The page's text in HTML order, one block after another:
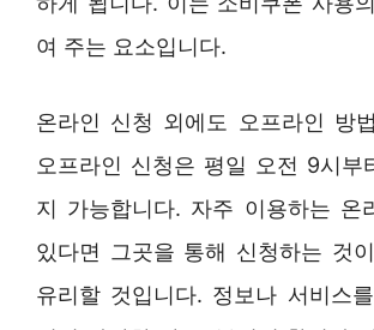
여 주는 요소입니다.
온라인 신청 외에도 오프라인 방
오프라인 신청은 평일 오전 9시부
지 가능합니다. 자주 이용하는 온
있다면 그곳을 통해 신청하는 것
유리할 것입니다. 정보나 서비스